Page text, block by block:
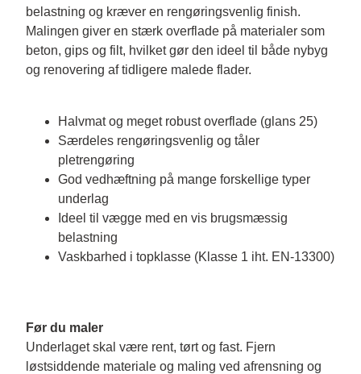
belastning og kræver en rengøringsvenlig finish.
Malingen giver en stærk overflade på materialer som
beton, gips og filt, hvilket gør den ideel til både nybyg
og renovering af tidligere malede flader.
Halvmat og meget robust overflade (glans 25)
Særdeles rengøringsvenlig og tåler
pletrengøring
God vedhæftning på mange forskellige typer
underlag
Ideel til vægge med en vis brugsmæssig
belastning
Vaskbarhed i topklasse (Klasse 1 iht. EN-13300)
Før du maler
Underlaget skal være rent, tørt og fast. Fjern
løstsiddende materiale og maling ved afrensning og